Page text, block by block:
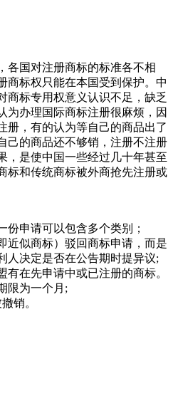
各国对注册商标的标准各不相
商标权只能在本国受到保护。中
商标专用权意义认识不足，缺乏
为办理国际商标注册很麻烦，因
册，有的认为等自己的商品出了
己的商品还不够销，注册不注册
，是使中国一些经过几十年甚至
标和传统商标被外商抢先注册或
份申请可以包含多个类别；
近似商标）驳回商标申请，而是
人决定是否在公告期时提异议;
在先申请中或已注册的商标。
限为一个月;
销。